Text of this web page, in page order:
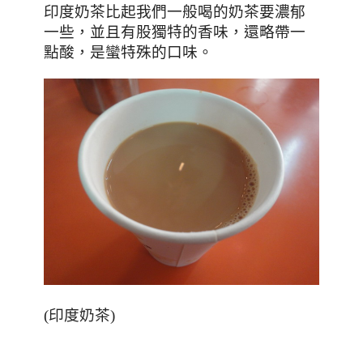
印度奶茶比起我們一般喝的奶茶要濃郁
一些，並且有股獨特的香味，還略帶一
點酸，是蠻特殊的口味。
(印度奶茶)